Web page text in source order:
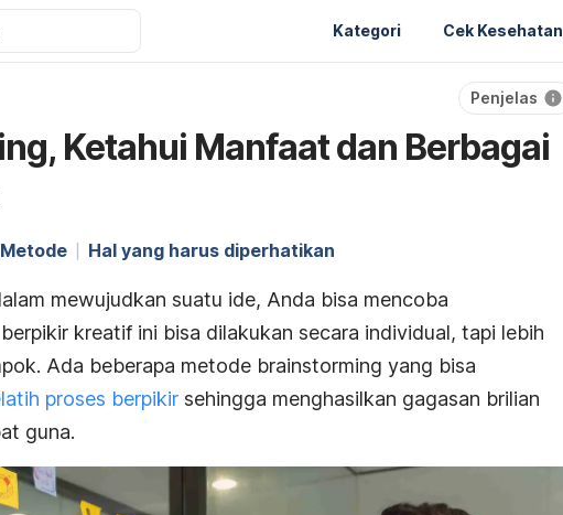
Kategori Cek Kesehatan
Penjelas
Ketahui Manfaat dan Berbagai
Metode Hal yang harus diperhatikan
mewujudkan suatu ide, Anda bisa mencoba
kreatif ini bisa dilakukan secara individual, tapi lebih
Ada beberapa metode brainstorming yang bisa
proses berpikir sehingga menghasilkan gagasan brilian
guna.